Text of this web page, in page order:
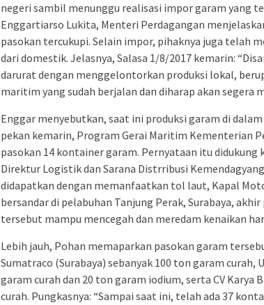
negeri sambil menunggu realisasi impor garam yang
Enggartiarso Lukita, Menteri Perdagangan
pasokan tercukupi. Selain impor, pihaknya juga telah
dari domestik. Jelasnya, Salasa 1/8/2017 kemarin:
darurat dengan menggelontorkan produksi lokal,
maritim yang sudah berjalan dan diharap akan segera
Enggar menyebutkan, saat ini produksi garam di
pekan kemarin, Program Gerai Maritim Kementerian
pasokan 14 kontainer garam. Pernyataan itu didukung
Direktur Logistik dan Sarana Distrribusi
didapatkan dengan memanfaatkan tol laut, Kapal
bersandar di pelabuhan Tanjung Perak, Surabaya,
tersebut mampu mencegah dan meredam kenaikan
Lebih jauh, Pohan memaparkan pasokan garam
Sumatraco (Surabaya) sebanyak 100 ton garam curah,
garam curah dan 20 ton garam iodium, serta CV Karya
curah. Pungkasnya: “Sampai saat ini, telah ada 37